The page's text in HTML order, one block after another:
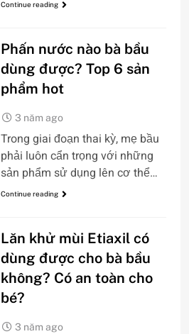
Continue reading
Phấn nước nào bà bầu
dùng được? Top 6 sản
phẩm hot
3 năm ago
Trong giai đoạn thai kỳ, mẹ bầu
phải luôn cẩn trọng với những
sản phẩm sử dụng lên cơ thể…
Continue reading
Lăn khử mùi Etiaxil có
dùng được cho bà bầu
không? Có an toàn cho
bé?
3 năm ago